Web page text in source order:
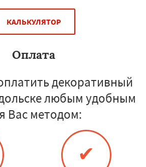
КАЛЬКУЛЯТОР
Оплата
декоративный
любым удобным
Вас методом:
✔